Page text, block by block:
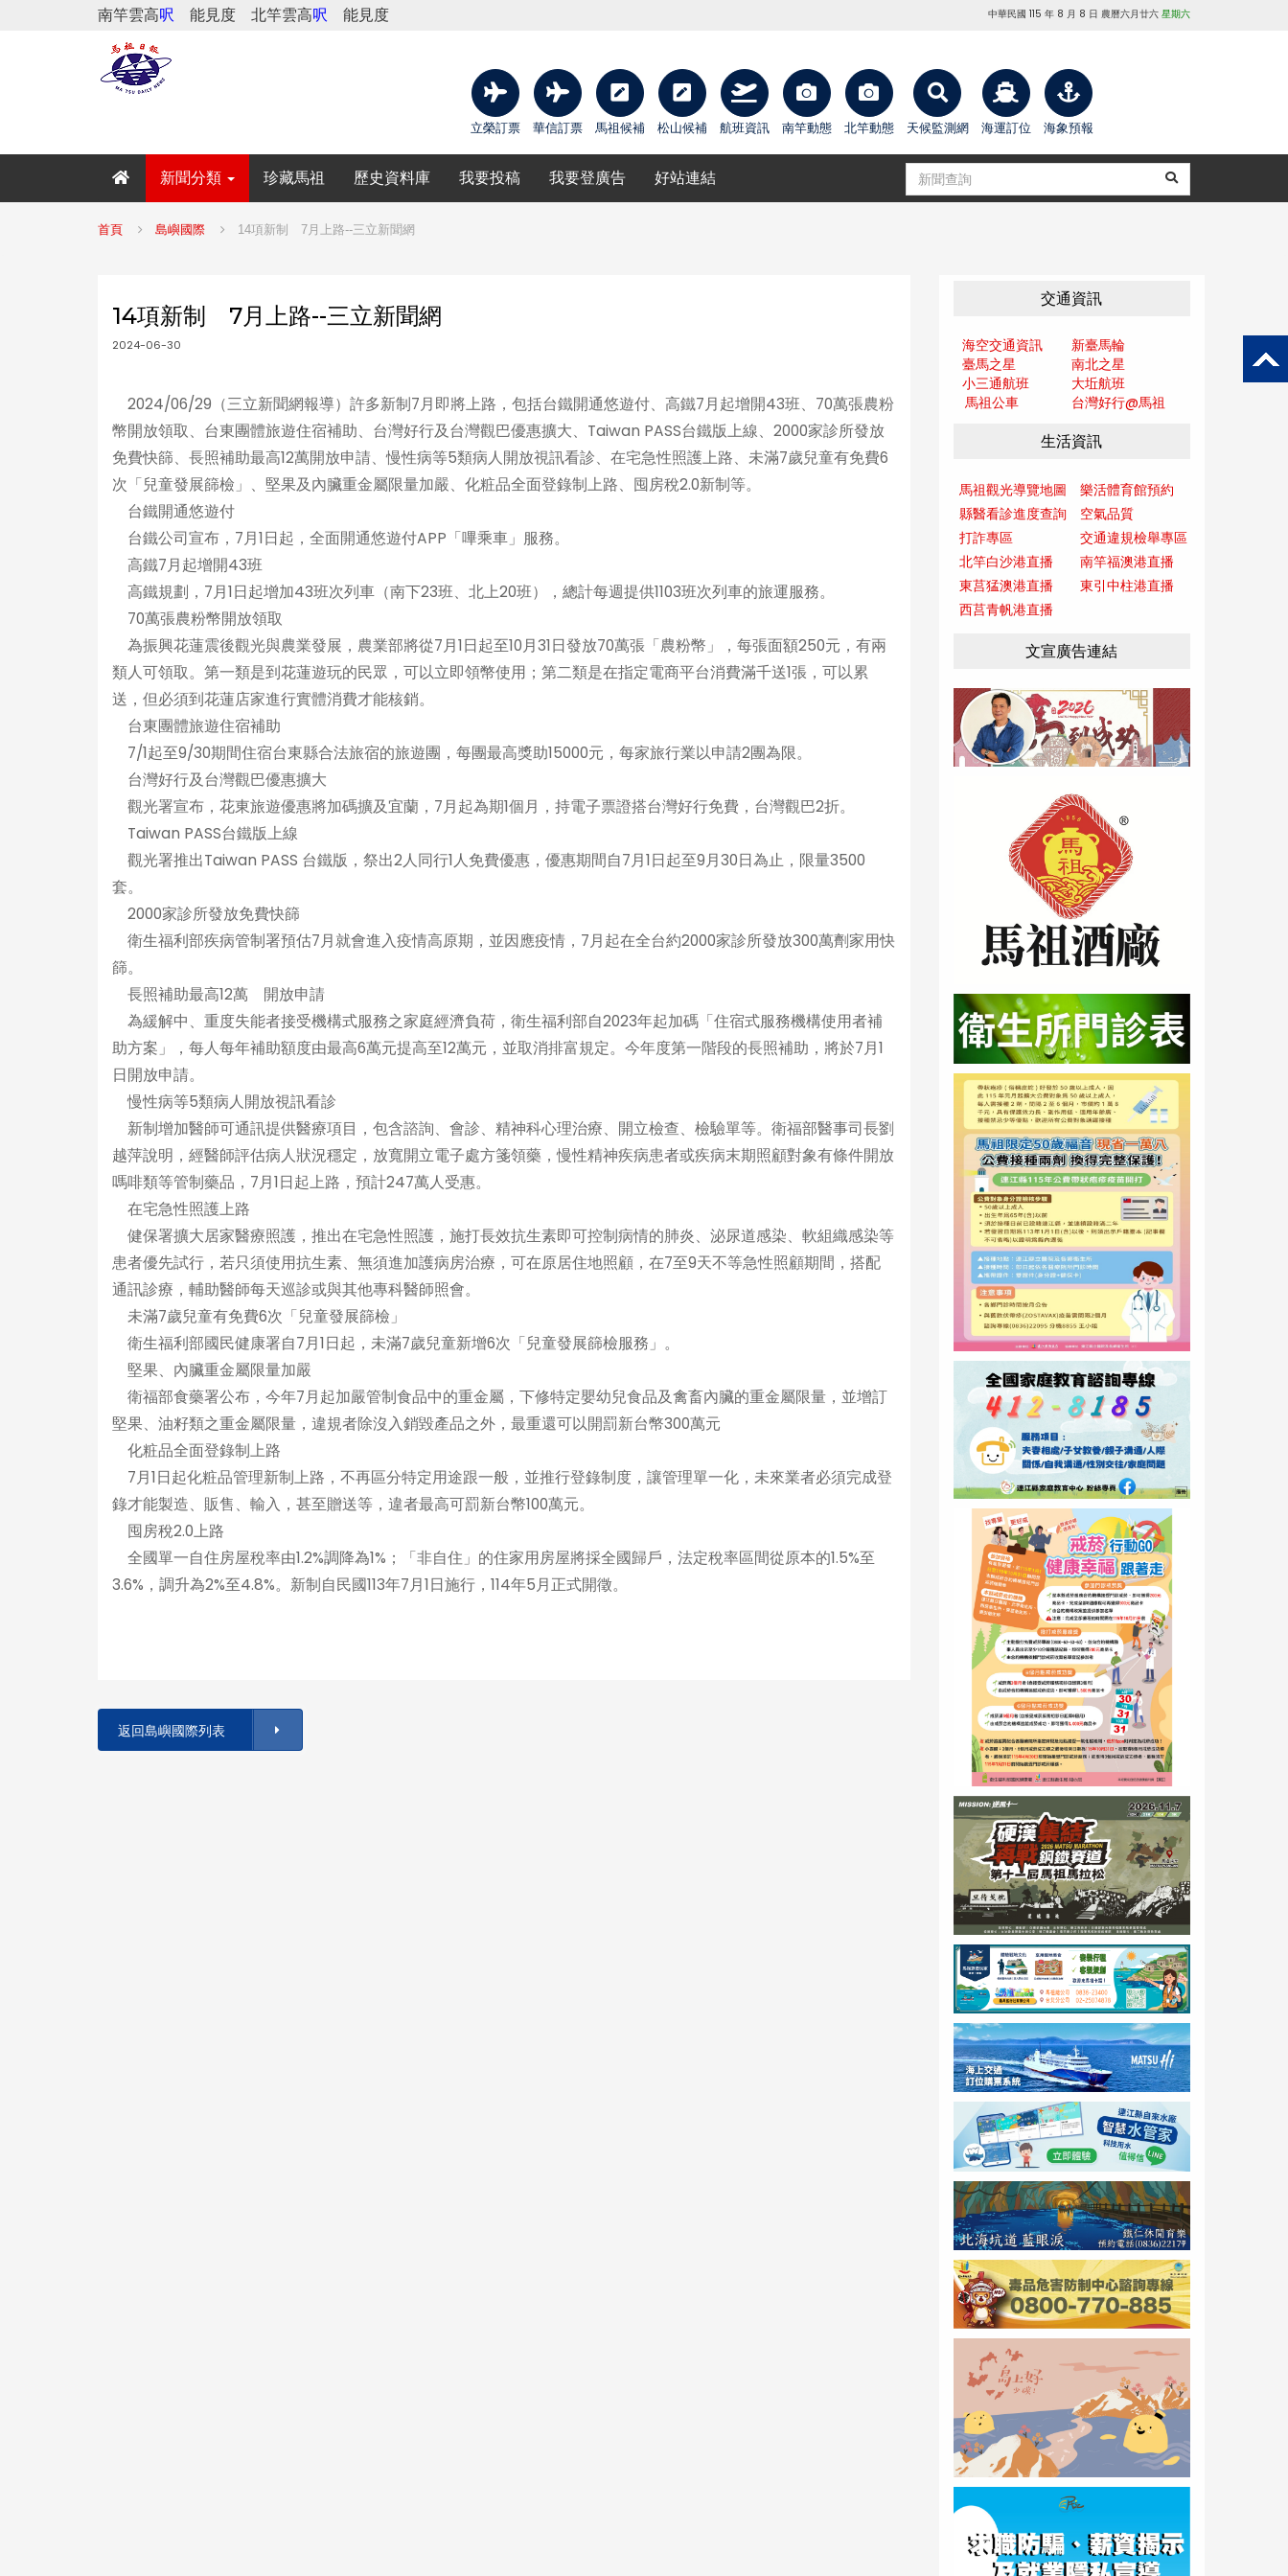
南竿雲高呎 能見度 北竿雲高呎 能見度 中華民國 115 年 8 月 8 日 農曆六月廿六 星期六
立榮訂票 華信訂票 馬祖候補 松山候補 航班資訊 南竿動態 北竿動態 天候監測網 海運訂位 海象預報
新聞分類 珍藏馬祖 歷史資料庫 我要投稿 我要登廣告 好站連結
首頁 島嶼國際 14項新制 7月上路--三立新聞網
14項新制 7月上路--三立新聞網
2024-06-30
2024/06/29（三立新聞網報導）許多新制7月即將上路，包括台鐵開通悠遊付、高鐵7月起增開43班、70萬張農粉
幣開放領取、台東團體旅遊住宿補助、台灣好行及台灣觀巴優惠擴大、Taiwan PASS台鐵版上線、2000家診所發放
免費快篩、長照補助最高12萬開放申請、慢性病等5類病人開放視訊看診、在宅急性照護上路、未滿7歲兒童有免費6
次「兒童發展篩檢」、堅果及內臟重金屬限量加嚴、化粧品全面登錄制上路、囤房稅2.0新制等。
台鐵開通悠遊付
台鐵公司宣布，7月1日起，全面開通悠遊付APP「嗶乘車」服務。
高鐵7月起增開43班
高鐵規劃，7月1日起增加43班次列車（南下23班、北上20班），總計每週提供1103班次列車的旅運服務。
70萬張農粉幣開放領取
為振興花蓮震後觀光與農業發展，農業部將從7月1日起至10月31日發放70萬張「農粉幣」，每張面額250元，有兩
類人可領取。第一類是到花蓮遊玩的民眾，可以立即領幣使用；第二類是在指定電商平台消費滿千送1張，可以累
送，但必須到花蓮店家進行實體消費才能核銷。
台東團體旅遊住宿補助
7/1起至9/30期間住宿台東縣合法旅宿的旅遊團，每團最高獎助15000元，每家旅行業以申請2團為限。
台灣好行及台灣觀巴優惠擴大
觀光署宣布，花東旅遊優惠將加碼擴及宜蘭，7月起為期1個月，持電子票證搭台灣好行免費，台灣觀巴2折。
Taiwan PASS台鐵版上線
觀光署推出Taiwan PASS 台鐵版，祭出2人同行1人免費優惠，優惠期間自7月1日起至9月30日為止，限量3500
套。
2000家診所發放免費快篩
衛生福利部疾病管制署預估7月就會進入疫情高原期，並因應疫情，7月起在全台約2000家診所發放300萬劑家用快
篩。
長照補助最高12萬 開放申請
為緩解中、重度失能者接受機構式服務之家庭經濟負荷，衛生福利部自2023年起加碼「住宿式服務機構使用者補
助方案」，每人每年補助額度由最高6萬元提高至12萬元，並取消排富規定。今年度第一階段的長照補助，將於7月1
日開放申請。
慢性病等5類病人開放視訊看診
新制增加醫師可通訊提供醫療項目，包含諮詢、會診、精神科心理治療、開立檢查、檢驗單等。衛福部醫事司長劉
越萍說明，經醫師評估病人狀況穩定，放寬開立電子處方箋領藥，慢性精神疾病患者或疾病末期照顧對象有條件開放
嗎啡類等管制藥品，7月1日起上路，預計247萬人受惠。
在宅急性照護上路
健保署擴大居家醫療照護，推出在宅急性照護，施打長效抗生素即可控制病情的肺炎、泌尿道感染、軟組織感染等
患者優先試行，若只須使用抗生素、無須進加護病房治療，可在原居住地照顧，在7至9天不等急性照顧期間，搭配
通訊診療，輔助醫師每天巡診或與其他專科醫師照會。
未滿7歲兒童有免費6次「兒童發展篩檢」
衛生福利部國民健康署自7月1日起，未滿7歲兒童新增6次「兒童發展篩檢服務」。
堅果、內臟重金屬限量加嚴
衛福部食藥署公布，今年7月起加嚴管制食品中的重金屬，下修特定嬰幼兒食品及禽畜內臟的重金屬限量，並增訂
堅果、油籽類之重金屬限量，違規者除沒入銷毀產品之外，最重還可以開罰新台幣300萬元
化粧品全面登錄制上路
7月1日起化粧品管理新制上路，不再區分特定用途跟一般，並推行登錄制度，讓管理單一化，未來業者必須完成登
錄才能製造、販售、輸入，甚至贈送等，違者最高可罰新台幣100萬元。
囤房稅2.0上路
全國單一自住房屋稅率由1.2%調降為1%；「非自住」的住家用房屋將採全國歸戶，法定稅率區間從原本的1.5%至
3.6%，調升為2%至4.8%。新制自民國113年7月1日施行，114年5月正式開徵。
返回島嶼國際列表
交通資訊
海空交通資訊
新臺馬輪
臺馬之星
南北之星
小三通航班
大坵航班
馬祖公車
台灣好行@馬祖
生活資訊
馬祖觀光導覽地圖
樂活體育館預約
縣醫看診進度查詢
空氣品質
打詐專區
交通違規檢舉專區
北竿白沙港直播
南竿福澳港直播
東莒猛澳港直播
東引中柱港直播
西莒青帆港直播
文宣廣告連結